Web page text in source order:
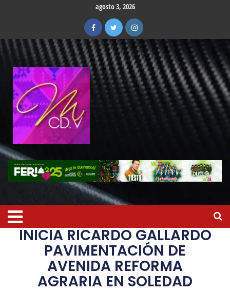
agosto 3, 2026
INICIA RICARDO GALLARDO
PAVIMENTACIÓN DE
AVENIDA REFORMA
AGRARIA EN SOLEDAD